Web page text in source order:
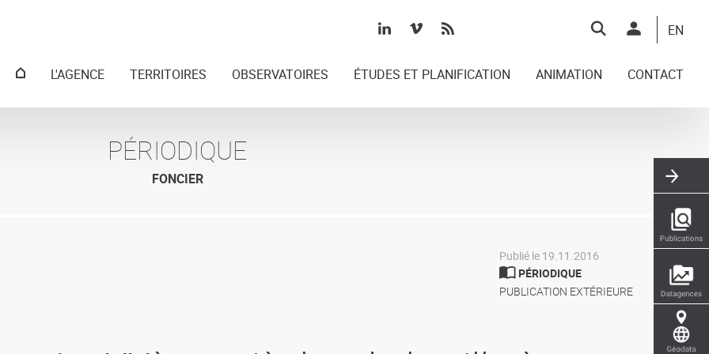
Top
EN
MenuL'AGENCE TERRITOIRES OBSERVATOIRES ÉTUDES ET PLANIFICATION ANIMATION CONTACT
PÉRIODIQUE
FONCIER
Publié le 19.11.2016
PÉRIODIQUE
PUBLICATION EXTÉRIEURE